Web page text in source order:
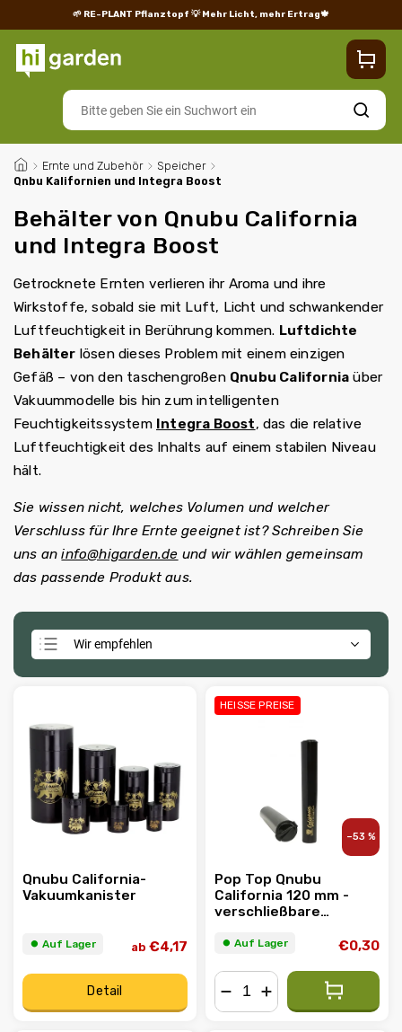
🌱 RE-PLANT Pflanztopf 💡 Mehr Licht, mehr Ertrag🍁
Suchen
/ Ernte und Zubehör / Speicher /
Qnbu Kalifornien und Integra Boost
Behälter von Qnubu California
und Integra Boost
Getrocknete Ernten verlieren ihr Aroma und ihre
Wirkstoffe, sobald sie mit Luft, Licht und schwankender
Luftfeuchtigkeit in Berührung kommen. Luftdichte
Behälter lösen dieses Problem mit einem einzigen
Gefäß – von den taschengroßen Qnubu California über
Vakuummodelle bis hin zum intelligenten
Feuchtigkeitssystem Integra Boost, das die relative
Luftfeuchtigkeit des Inhalts auf einem stabilen Niveau
hält.
Sie wissen nicht, welches Volumen und welcher
Verschluss für Ihre Ernte geeignet ist? Schreiben Sie
uns aninfo@higarden.de und wir wählen gemeinsam
das passende Produkt aus.
Wir empfehlen
Günstigste
Alphabetisch
Qnubu California-
Vakuumkanister
⏺︎ Auf Lager ab €4,17
Detail
HEISSE PREISE
–53 %
Pop Top Qnubu
California 120 mm -
verschließbare
Hosentasche
⏺︎ Auf Lager €0,30